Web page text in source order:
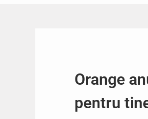
Orange
pentru